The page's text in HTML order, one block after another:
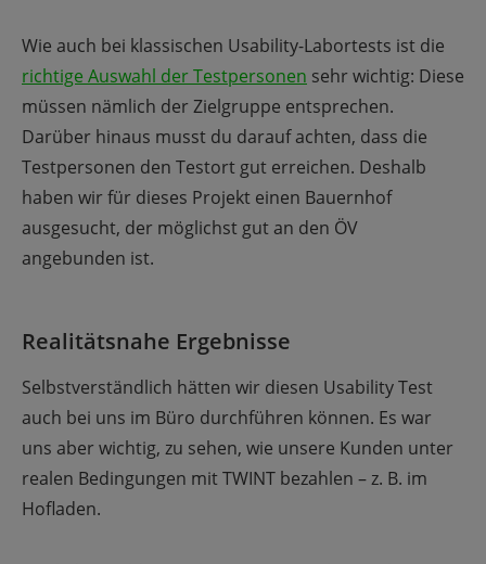
Wie auch bei klassischen Usability-Labortests ist die
richtige Auswahl der Testpersonen sehr wichtig: Diese
müssen nämlich der Zielgruppe entsprechen.
Darüber hinaus musst du darauf achten, dass die
Testpersonen den Testort gut erreichen. Deshalb
haben wir für dieses Projekt einen Bauernhof
ausgesucht, der möglichst gut an den ÖV
angebunden ist.
Realitätsnahe Ergebnisse
Selbstverständlich hätten wir diesen Usability Test
auch bei uns im Büro durchführen können. Es war
uns aber wichtig, zu sehen, wie unsere Kunden unter
realen Bedingungen mit TWINT bezahlen – z. B. im
Hofladen.